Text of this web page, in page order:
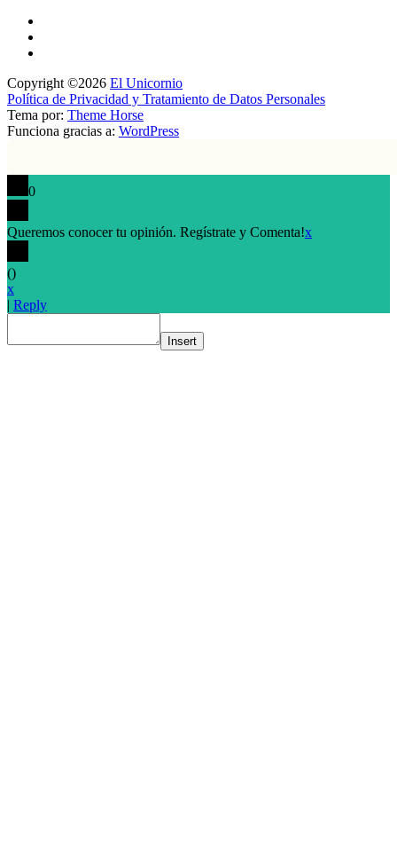
Copyright ©2026 El Unicornio
Política de Privacidad y Tratamiento de Datos Personales
Tema por: Theme Horse
Funciona gracias a: WordPress
0
Queremos conocer tu opinión. Regístrate y Comenta!x
()
x
| Reply
Insert